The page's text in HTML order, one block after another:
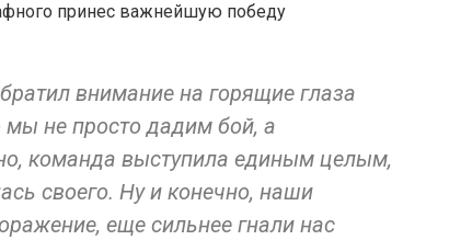
принес важнейшую победу
внимание на горящие глаза
мы не просто дадим бой, а
команда выступила единым целым,
своего. Ну и конечно, наши
еще сильнее гнали нас